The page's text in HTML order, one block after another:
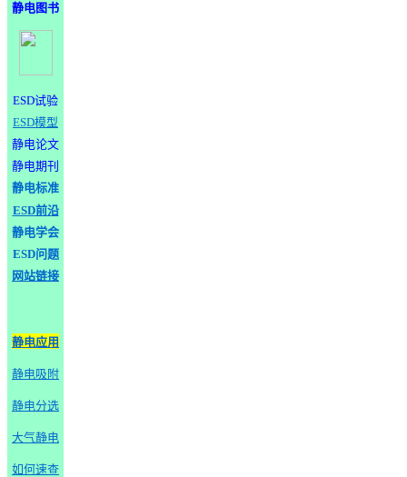
静电图书
ESD试验
ESD模型
静电论文
静电期刊
静电标准
ESD前沿
静电学会
ESD问题
网站链接
静电应用
静电吸附
静电分选
大气静电
如何速查